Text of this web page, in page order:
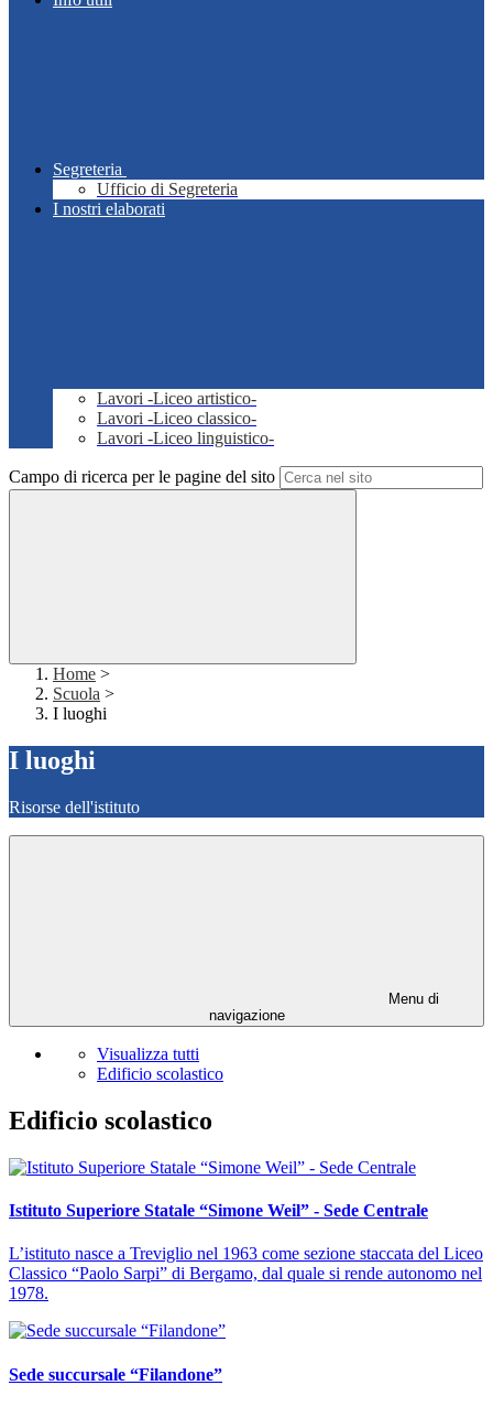
Segreteria
Ufficio di Segreteria
I nostri elaborati
Lavori -Liceo artistico-
Lavori -Liceo classico-
Lavori -Liceo linguistico-
Campo di ricerca per le pagine del sito
Home >
Scuola >
I luoghi
I luoghi
Risorse dell'istituto
Menu di
navigazione
Visualizza tutti
Edificio scolastico
Edificio scolastico
Istituto Superiore Statale “Simone Weil” - Sede Centrale
L’istituto nasce a Treviglio nel 1963 come sezione staccata del Liceo
Classico “Paolo Sarpi” di Bergamo, dal quale si rende autonomo nel
1978.
Sede succursale “Filandone”